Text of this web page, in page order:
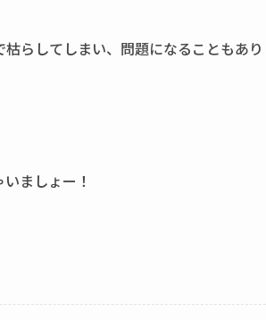
らしてしまい、問題になることもあり
ましょー！